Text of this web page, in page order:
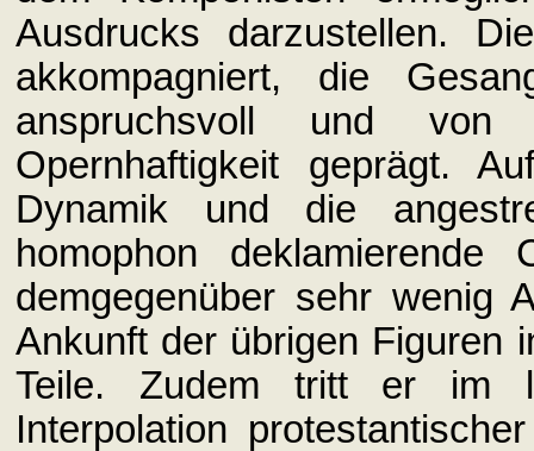
Ausdrucks darzustellen.
akkompagniert, die
anspruchsvoll und von
Opernhaftigkeit geprägt.
Dynamik und die
homophon
demgegenüber sehr wenig
Ankunft der übrigen Figuren
Teile. Zudem tritt er im
Interpolation